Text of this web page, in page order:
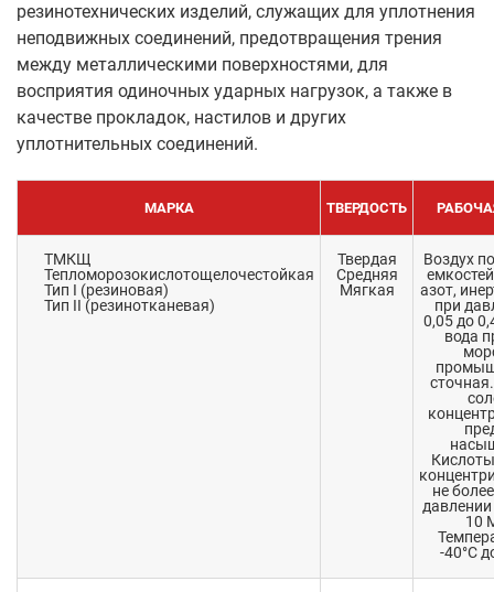
резинотехнических изделий, служащих для уплотнения
неподвижных соединений, предотвращения трения
между металлическими поверхностями, для
восприятия одиночных ударных нагрузок, а также в
качестве прокладок, настилов и других
уплотнительных соединений.
МАРКА ТВЕРДОСТЬ
ТМКЩ
Тепломорозокислотощелочестойкая
Тип I (резиновая)
Тип II (резинотканевая)
Твердая
Средняя
Мягкая
Воздух
азот,
при
0,05 до
вода
не
10
-40°C